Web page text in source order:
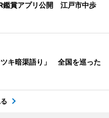
鑑賞アプリ公開 江戸市中歩
キ暗渠語り」 全国を巡った